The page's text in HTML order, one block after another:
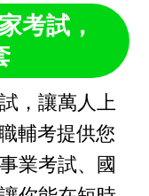
考試，
，讓萬人上
輔考提供您
業考試、國